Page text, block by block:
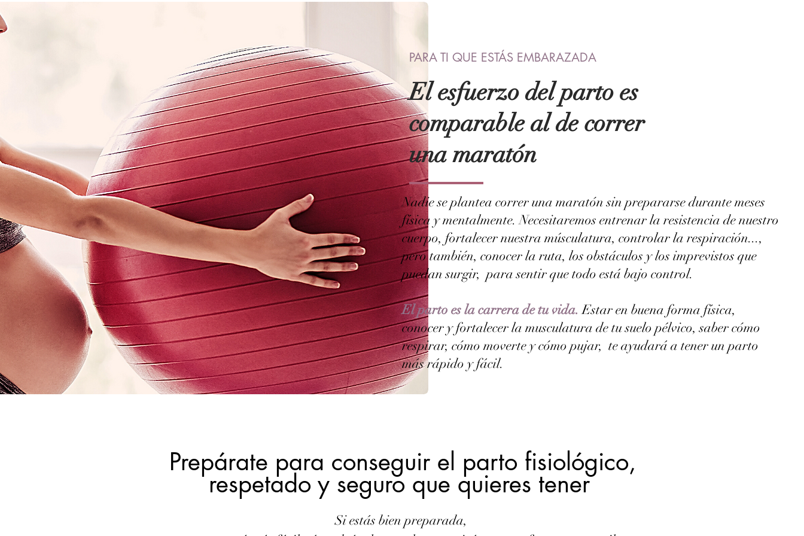
PARA TI QUE ESTÁS EMBARAZADA
El esfuerzo del parto es
comparable al de correr
una maratón
Nadie se plantea correr una maratón sin prepararse durante meses
física y mentalmente. Necesitaremos entrenar la resistencia de nuestro
cuerpo, fortalecer nuestra músculatura, controlar la respiración...,
pero también, conocer la ruta, los obstáculos y los imprevistos que
puedan surgir, para sentir que todo está bajo control.
El parto es la carrera de tu vida. Estar en buena forma física,
conocer y fortalecer la musculatura de tu suelo pélvico, saber cómo
respirar, cómo moverte y cómo pujar, te ayudará a tener un parto
más rápido y fácil.
Prepárate para conseguir el parto fisiológico,
respetado y seguro que quieres tener
Si estás bien preparada,